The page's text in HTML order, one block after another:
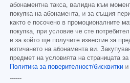
абонаментна такса, валидна към
покупка на абонамента, и за същия
както е посочено в промоционалните
покупка, при условие че сте
и за който ще получите известие за
изтичането на абонамента ви.
предмет на условията на страницата за
Политика за поверителност/бисквитки и
------